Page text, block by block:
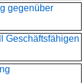
gegenüber
Geschäftsfähigen